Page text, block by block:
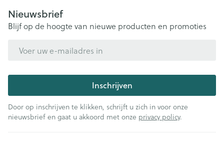
Nieuwsbrief
Blijf op de hoogte van nieuwe producten en promoties
Inschrijven
Door op inschrijven te klikken, schrijft u zich in voor onze
nieuwsbrief en gaat u akkoord met onze privacy policy.